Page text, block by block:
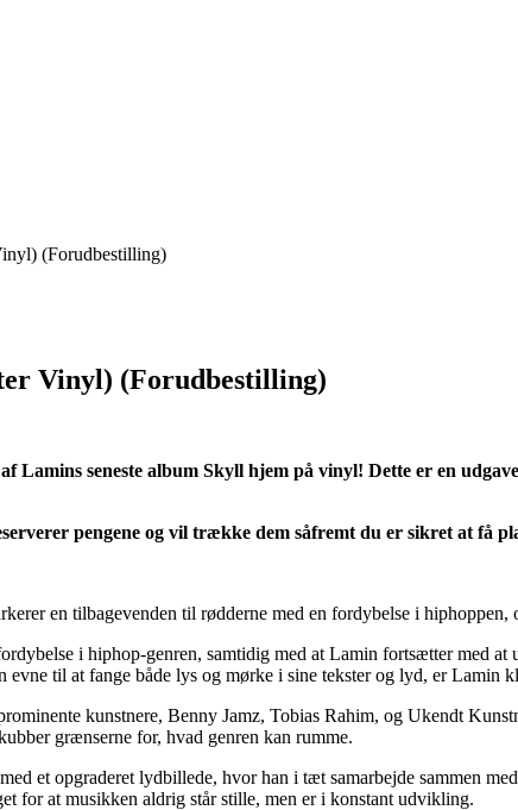
(Forudbestilling)
Vinyl) (Forudbestilling)
Lamins seneste album Skyll hjem på vinyl! Dette er en
pengene og vil trække dem såfremt du er sikret at få
en tilbagevenden til rødderne med en fordybelse i
i hiphop-genren, samtidig med at Lamin fortsætter med
til at fange både lys og mørke i sine tekster og lyd, er Lamin
kunstnere, Benny Jamz, Tobias Rahim, og Ukendt
grænserne for, hvad genren kan rumme.
et opgraderet lydbillede, hvor han i tæt samarbejde sammen
for at musikken aldrig står stille, men er i konstant udvikling.